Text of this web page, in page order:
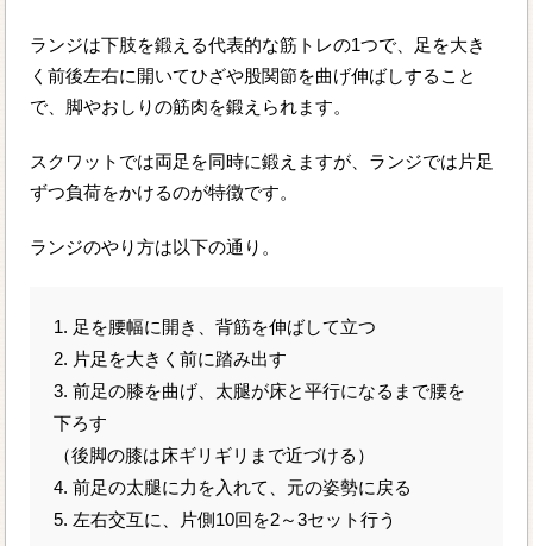
ランジは下肢を鍛える代表的な筋トレの1つで、足を大き
く前後左右に開いてひざや股関節を曲げ伸ばしすること
で、脚やおしりの筋肉を鍛えられます。
スクワットでは両足を同時に鍛えますが、ランジでは片足
ずつ負荷をかけるのが特徴です。
ランジのやり方は以下の通り。
1. 足を腰幅に開き、背筋を伸ばして立つ
2. 片足を大きく前に踏み出す
3. 前足の膝を曲げ、太腿が床と平行になるまで腰を
下ろす
（後脚の膝は床ギリギリまで近づける）
4. 前足の太腿に力を入れて、元の姿勢に戻る
5. 左右交互に、片側10回を2～3セット行う